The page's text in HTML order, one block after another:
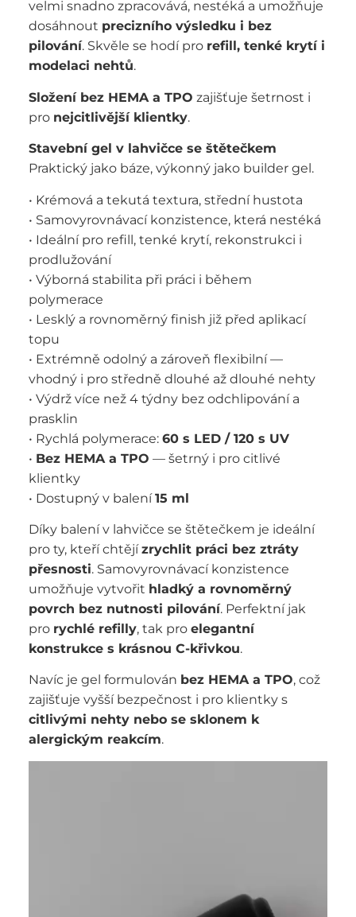
velmi snadno zpracovává, nestéká a umožňuje
dosáhnout precizního výsledku i bez
pilování. Skvěle se hodí pro refill, tenké krytí i
modelaci nehtů.
Složení bez HEMA a TPO zajišťuje šetrnost i
pro nejcitlivější klientky.
Stavební gel v lahvičce se štětečkem
Praktický jako báze, výkonný jako builder gel.
• Krémová a tekutá textura, střední hustota
• Samovyrovnávací konzistence, která nestéká
• Ideální pro refill, tenké krytí, rekonstrukci i
prodlužování
• Výborná stabilita při práci i během
polymerace
• Lesklý a rovnoměrný finish již před aplikací
topu
• Extrémně odolný a zároveň flexibilní —
vhodný i pro středně dlouhé až dlouhé nehty
• Výdrž více než 4 týdny bez odchlipování a
prasklin
• Rychlá polymerace: 60 s LED / 120 s UV
• Bez HEMA a TPO — šetrný i pro citlivé
klientky
• Dostupný v balení15 ml
Díky balení v lahvičce se štětečkem je ideální
pro ty, kteří chtějízrychlit práci bez ztráty
přesnosti. Samovyrovnávací konzistence
umožňuje vytvořit hladký a rovnoměrný
povrch bez nutnosti pilování. Perfektní jak
pro rychlé refilly, tak pro elegantní
konstrukce s krásnou C-křivkou.
Navíc je gel formulován bez HEMA a TPO, což
zajišťuje vyšší bezpečnost i pro klientky s
citlivými nehty nebo se sklonem k
alergickým reakcím.